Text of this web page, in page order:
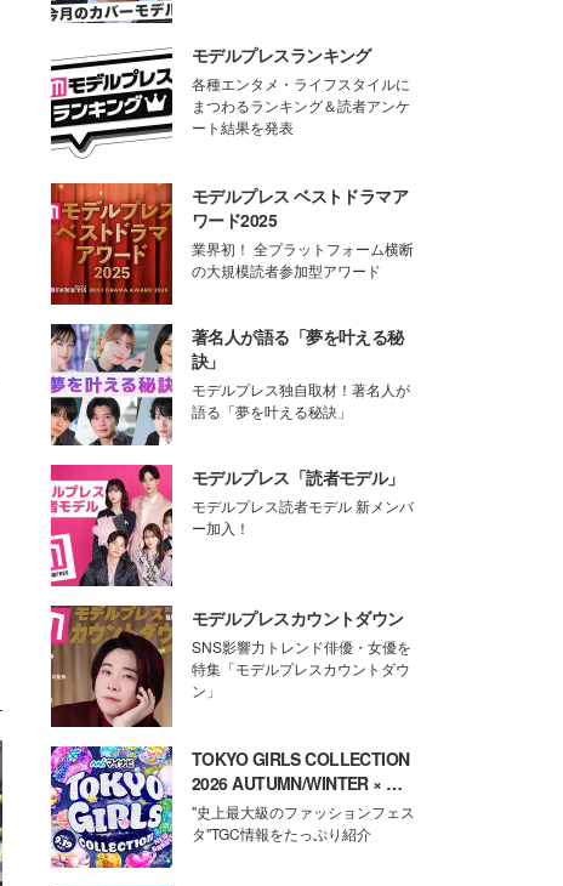
モデルプレスランキング
各種エンタメ・ライフスタイルに
まつわるランキング＆読者アンケ
ート結果を発表
モデルプレス ベストドラマア
ワード2025
業界初！ 全プラットフォーム横断
の大規模読者参加型アワード
著名人が語る「夢を叶える秘
訣」
モデルプレス独自取材！著名人が
語る「夢を叶える秘訣」
モデルプレス「読者モデル」
モデルプレス読者モデル 新メンバ
ー加入！
モデルプレスカウントダウン
SNS影響力トレンド俳優・女優を
特集「モデルプレスカウントダウ
ン」
TOKYO GIRLS COLLECTION
2026 AUTUMN/WINTER × モ
デルプレス
"史上最大級のファッションフェス
タ"TGC情報をたっぷり紹介